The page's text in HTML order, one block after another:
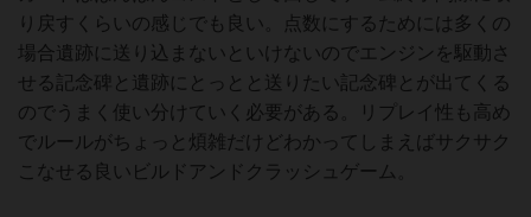
り戻すくらいの感じでも良い。点数にするためには多くの
場合遺跡に送り込まないといけないのでエンジンを駆動さ
せる記念碑と遺跡にとっとと送りたい記念碑とが出てくる
のでうまく使い分けていく必要がある。リプレイ性も高め
でルールがちょっと煩雑だけどわかってしまえばサクサク
こなせる良いビルドアンドクラッシュゲーム。